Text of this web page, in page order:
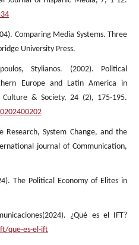
Comparing Media Systems. Three
University Press.
Stylianos. (2002). Political
Europe and Latin America in
& Society, 24 (2), 175-195.
Research, System Change, and the
journal of Communication,
The Political Economy of Elites in
¿Qué es el IFT?
que-es-el-ift